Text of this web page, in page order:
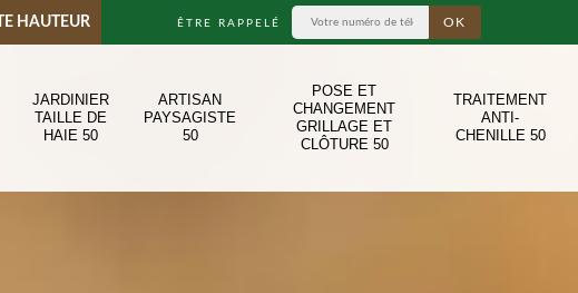
HAUTEUR ÊTRE RAPPELÉ
JARDINIER
TAILLE DE
HAIE 50
ARTISAN
PAYSAGISTE
50
POSE ET
CHANGEMENT
GRILLAGE ET
CLÔTURE 50
TRAITEMENT
ANTI-
CHENILLE 50